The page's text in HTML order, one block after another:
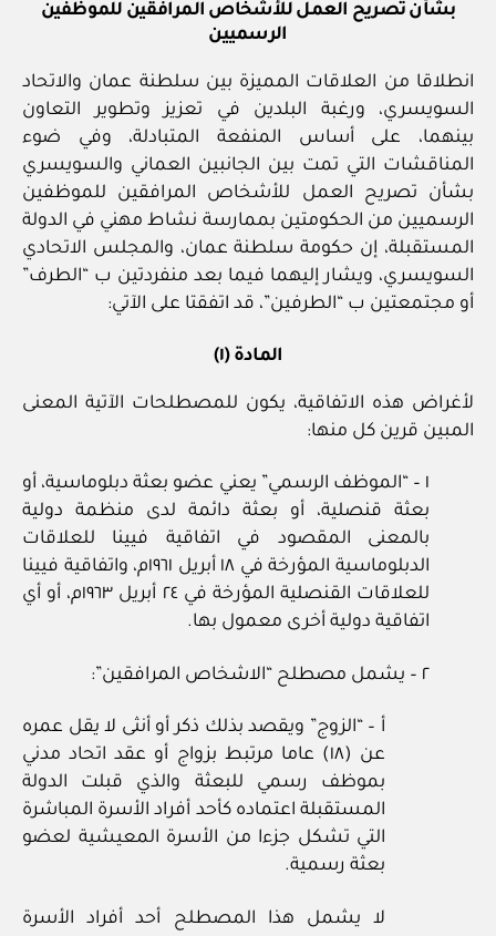
بشأن تصريح العمل للأشخاص المرافقين للموظفين
الرسميين
انطلاقا من العلاقات المميزة بين سلطنة عمان والاتحاد
السويسري، ورغبة البلدين في تعزيز وتطوير التعاون
بينهما، على أساس المنفعة المتبادلة، وفي ضوء
المناقشات التي تمت بين الجانبين العماني والسويسري
بشأن تصريح العمل للأشخاص المرافقين للموظفين
الرسميين من الحكومتين بممارسة نشاط مهني في الدولة
المستقبلة، إن حكومة سلطنة عمان، والمجلس الاتحادي
السويسري، ويشار إليهما فيما بعد منفردتين ب “الطرف”
أو مجتمعتين ب “الطرفين”، قد اتفقتا على الآتي:
المادة (١)
لأغراض هذه الاتفاقية، يكون للمصطلحات الآتية المعنى
المبين قرين كل منها:
١ – “الموظف الرسمي” يعني عضو بعثة دبلوماسية، أو
بعثة قنصلية، أو بعثة دائمة لدى منظمة دولية
بالمعنى المقصود في اتفاقية فيينا للعلاقات
الدبلوماسية المؤرخة في ١٨ أبريل ١٩٦١م، واتفاقية فيينا
للعلاقات القنصلية المؤرخة في ٢٤ أبريل ١٩٦٣م، أو أي
اتفاقية دولية أخرى معمول بها.
٢ – يشمل مصطلح “الاشخاص المرافقين”:
أ – “الزوج” ويقصد بذلك ذكر أو أنثى لا يقل عمره
عن (١٨) عاما مرتبط بزواج أو عقد اتحاد مدني
بموظف رسمي للبعثة والذي قبلت الدولة
المستقبلة اعتماده كأحد أفراد الأسرة المباشرة
التي تشكل جزءا من الأسرة المعيشية لعضو
بعثة رسمية.
لا يشمل هذا المصطلح أحد أفراد الأسرة